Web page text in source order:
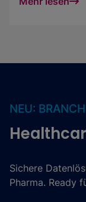
NEU:
Sichere
Pharma. Ready